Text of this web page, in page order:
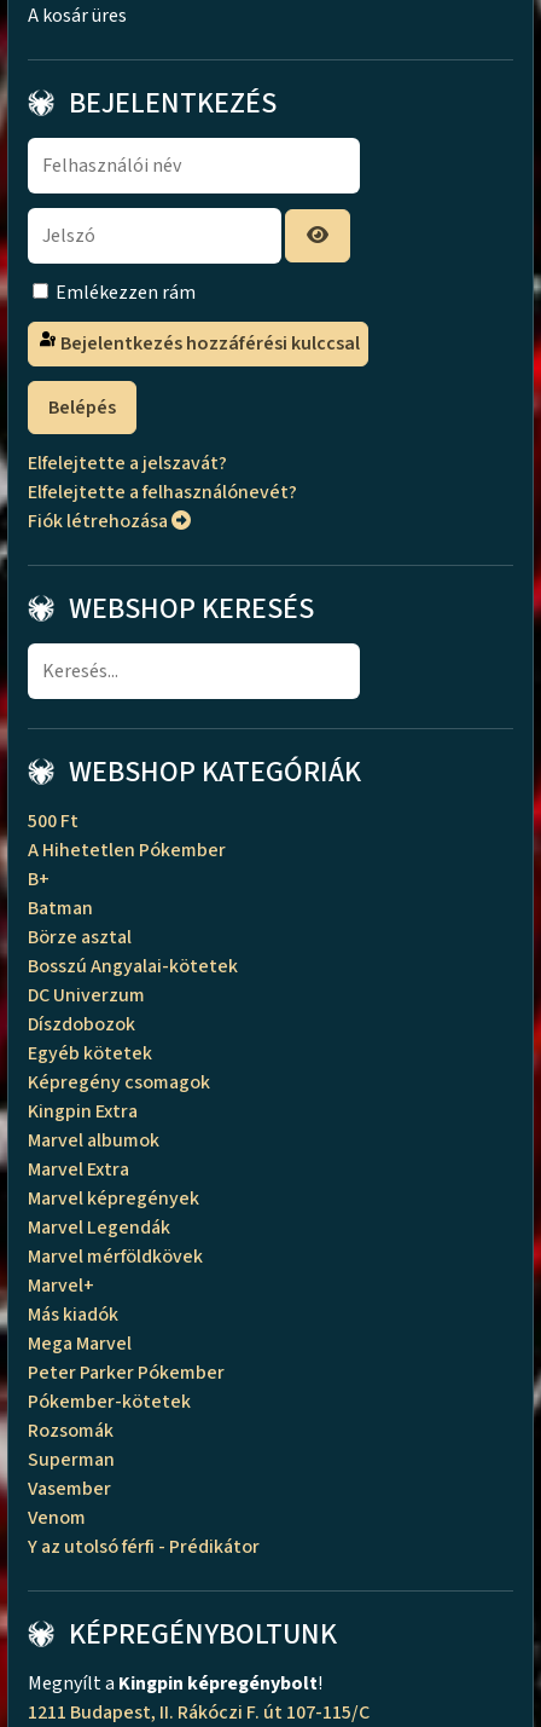
A kosár üres
BEJELENTKEZÉS
Emlékezzen rám
Bejelentkezés hozzáférési kulccsal
Belépés
Elfelejtette a jelszavát?
Elfelejtette a felhasználónevét?
Fiók létrehozása
WEBSHOP KERESÉS
WEBSHOP KATEGÓRIÁK
500 Ft
A Hihetetlen Pókember
B+
Batman
Börze asztal
Bosszú Angyalai-kötetek
DC Univerzum
Díszdobozok
Egyéb kötetek
Képregény csomagok
Kingpin Extra
Marvel albumok
Marvel Extra
Marvel képregények
Marvel Legendák
Marvel mérföldkövek
Marvel+
Más kiadók
Mega Marvel
Peter Parker Pókember
Pókember-kötetek
Rozsomák
Superman
Vasember
Venom
Y az utolsó férfi - Prédikátor
KÉPREGÉNYBOLTUNK
Megnyílt a Kingpin képregénybolt!
1211 Budapest, II. Rákóczi F. út 107-115/C